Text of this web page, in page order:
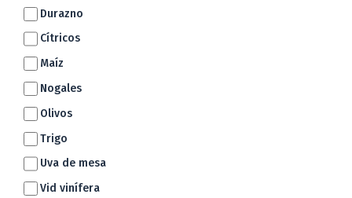
Durazno
Cítricos
Maíz
Nogales
Olivos
Trigo
Uva de mesa
Vid vinífera